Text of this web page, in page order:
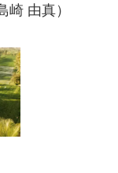
崎 由真）